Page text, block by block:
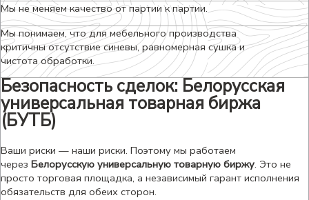
Мы не меняем качество от партии к партии.
Мы понимаем, что для мебельного производства
критичны отсутствие синевы, равномерная сушка и
чистота обработки.
Безопасность сделок: Белорусская
универсальная товарная биржа
(БУТБ)
Ваши риски — наши риски. Поэтому мы работаем
через Белорусскую универсальную товарную биржу. Это не
просто торговая площадка, а независимый гарант исполнения
обязательств для обеих сторон.